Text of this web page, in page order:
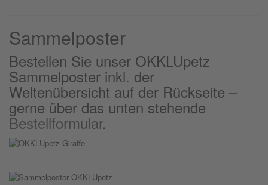
Sammelposter
Bestellen Sie unser OKKLUpetz
Sammelposter inkl. der
Weltenübersicht auf der Rückseite –
gerne über das unten stehende
Bestellformular.